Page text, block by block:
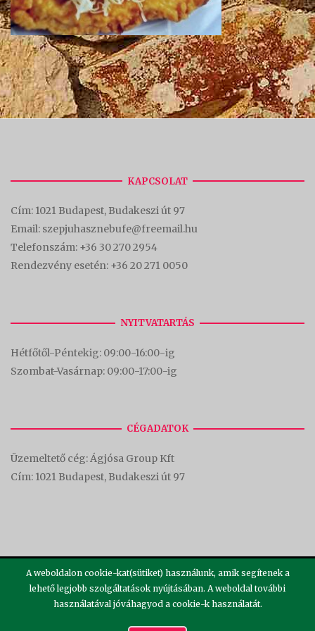
KAPCSOLAT
Cím: 1021 Budapest, Budakeszi út 97
Email: szepjuhasznebufe@freemail.hu
Telefonszám: +36 30 270 2954
Rendezvény esetén: +36 20 271 0050
NYITVATARTÁS
Hétfőtől-Péntekig: 09:00-16:00-ig
Szombat-Vasárnap: 09:00-17:00-ig
CÉGADATOK
Üzemeltető cég: Ágjósa Group Kft
Cím: 1021 Budapest, Budakeszi út 97
Theme bySiteOrigin
A weboldalon cookie-kat(sütiket) használunk, amik segítenek a
lehető legjobb szolgáltatások nyújtásában. A weboldal további
használatával jóváhagyod a cookie-k használatát.